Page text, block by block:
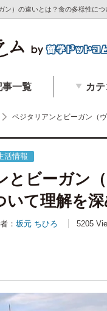
ン）の違いとは？食の多様性に
事一覧 カ
ベジタリアンとビーガン（
活情報
とビーガン
いて理解を深
： 坂元 ちひろ 5205